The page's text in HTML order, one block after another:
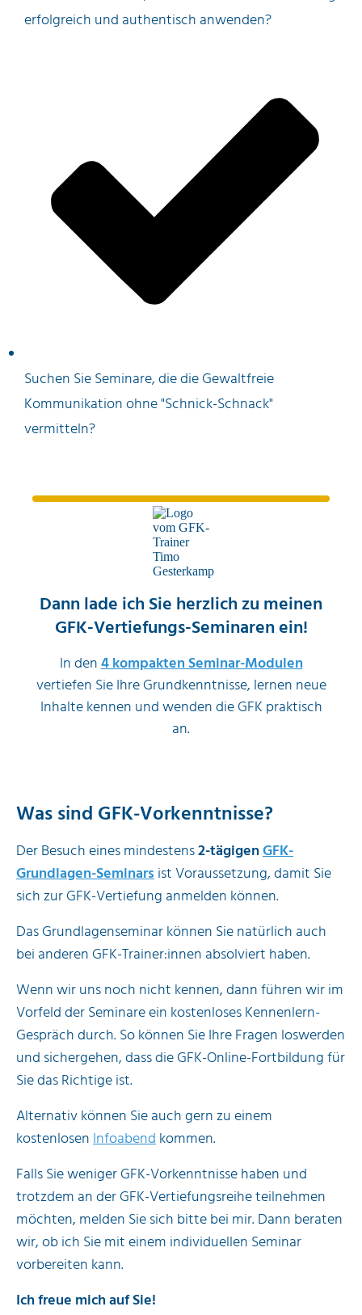
erfolgreich und authentisch anwenden?
Suchen Sie Seminare, die die Gewaltfreie
Kommunikation ohne "Schnick-Schnack"
vermitteln?
Dann lade ich Sie herzlich zu meinen
GFK-Vertiefungs-Seminaren ein!
In den4 kompakten Seminar-Modulen
vertiefen Sie Ihre Grundkenntnisse, lernen neue
Inhalte kennen und wenden die GFK praktisch
an.
Was sind GFK-Vorkenntnisse?
Der Besuch eines mindestens2-tägigenGFK-
Grundlagen-Seminarsist Voraussetzung, damit Sie
sich zur GFK-Vertiefung anmelden können.
Das Grundlagenseminar können Sie natürlich auch
bei anderen GFK-Trainer:innen absolviert haben.
Wenn wir uns noch nicht kennen, dann führen wir im
Vorfeld der Seminare ein kostenloses Kennenlern-
Gespräch durch. So können Sie Ihre Fragen loswerden
und sichergehen, dass die GFK-Online-Fortbildung für
Sie das Richtige ist.
Alternativ können Sie auch gern zu einem
kostenlosenInfoabendkommen.
Falls Sie weniger GFK-Vorkenntnisse haben und
trotzdem an der GFK-Vertiefungsreihe teilnehmen
möchten, melden Sie sich bitte bei mir. Dann beraten
wir, ob ich Sie mit einem individuellen Seminar
vorbereiten kann.
Ich freue mich auf Sie!